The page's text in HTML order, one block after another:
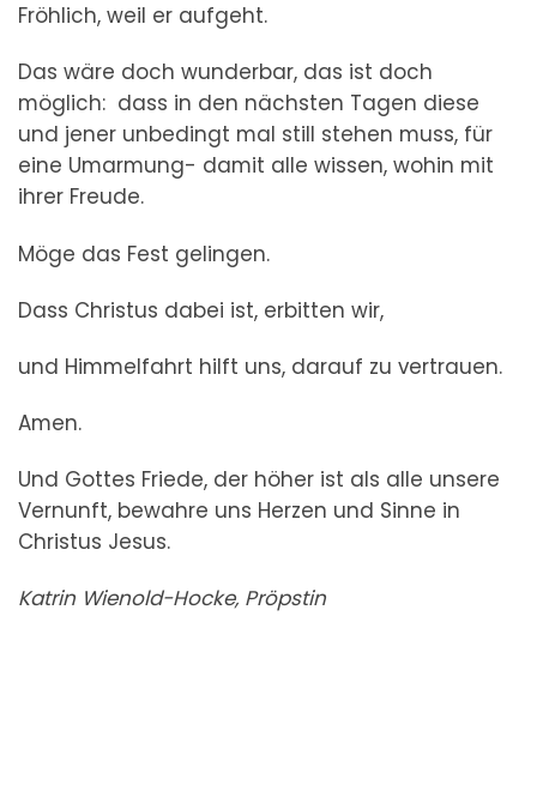
Fröhlich, weil er aufgeht.
Das wäre doch wunderbar, das ist doch
möglich: dass in den nächsten Tagen diese
und jener unbedingt mal still stehen muss, für
eine Umarmung- damit alle wissen, wohin mit
ihrer Freude.
Möge das Fest gelingen.
Dass Christus dabei ist, erbitten wir,
und Himmelfahrt hilft uns, darauf zu vertrauen.
Amen.
Und Gottes Friede, der höher ist als alle unsere
Vernunft, bewahre uns Herzen und Sinne in
Christus Jesus.
Katrin Wienold-Hocke, Pröpstin